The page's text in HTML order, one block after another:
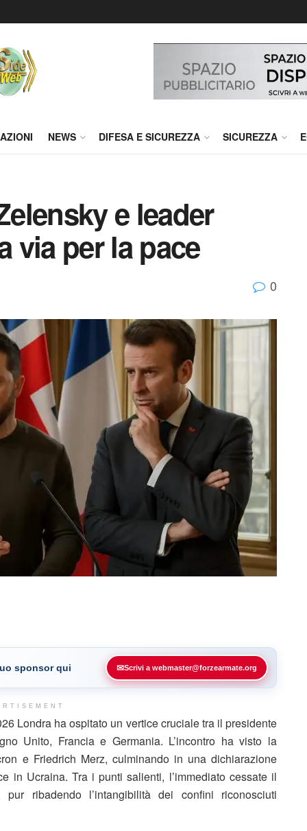
NEWS DIFESA E SICUREZZA SICUREZZA
e leader
via per la pace
0
sponsor qui ✉Scrivi a webmaster@forzearmate.org
Londra ha ospitato un vertice cruciale tra il presidente
Unito, Francia e Germania. L’incontro ha visto la
e Friedrich Merz, culminando in una dichiarazione
in Ucraina. Tra i punti salienti, l’immediato cessate il
ribadendo l’intangibilità dei confini riconosciuti